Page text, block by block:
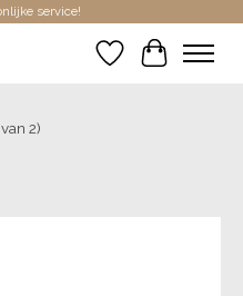
service!
Verlanglijst
2)